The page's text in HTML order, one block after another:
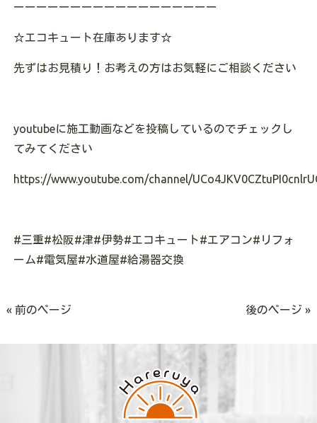
ーーーーーーーーーーーーーーーーーー
☆エコキュート在庫あります☆
先ずはお見積り！お考えの方はお気軽にご相談ください
youtubeに施工動画などを投稿しているのでチェックし
てみてください
https://www.youtube.com/channel/
#三重#松阪#津#伊勢#エコキュート#エアコン#リフォ
ーム#電気屋#水道屋#給湯器交換
« 前のページ 後のページ »